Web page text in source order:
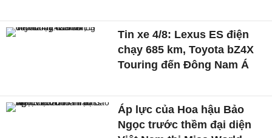
Tin xe 4/8: Lexus ES điện
chạy 685 km, Toyota bZ4X
Touring đến Đông Nam Á
Áp lực của Hoa hậu Bảo
Ngọc trước thềm đại diện